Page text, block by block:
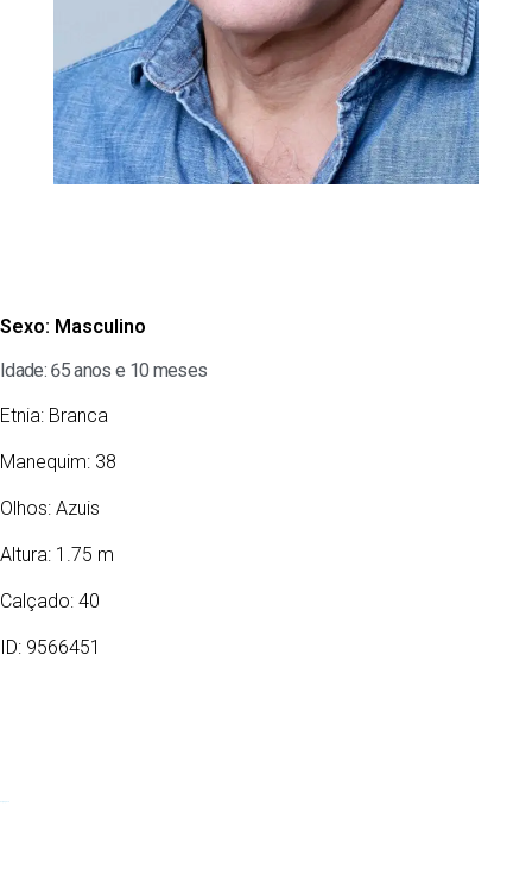
Sexo: Masculino
Idade: 65 anos e 10 meses
Etnia: Branca
Manequim: 38
Olhos: Azuis
Altura: 1.75 m
Calçado: 40
ID: 9566451